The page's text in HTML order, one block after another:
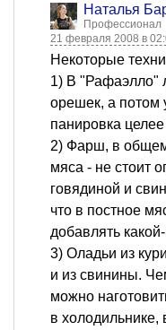
Наталья
Профессионал
21 февраля 2008 в
Некоторые
1) В "Рафаэлло"
орешек, а потом
панировка целее
2) Фарш, в
мяса - не стоит
говядиной и
что в постное
добавлять
3) Оладьи из
и из свинины.
можно
в холодильнике,